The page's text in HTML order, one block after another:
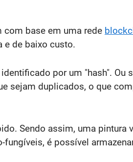
base em uma rede
e de baixo custo.
por um "hash". Ou
sejam duplicados, o que
Sendo assim, uma pintura
é possível